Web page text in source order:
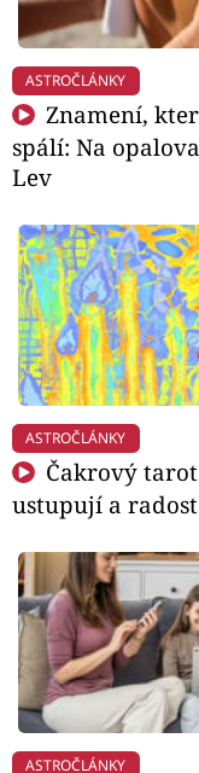
ASTROČLÁNKY
Znamení,
spálí: Na
Lev
ASTROČLÁNKY
Čakrový
ustupují a
ASTROČLÁNKY